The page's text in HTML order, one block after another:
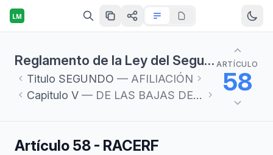
LM
Reglamento de la Ley del Seguro Social en materia de Afiliación, Clasificación de Empresas, Recaudación y Fiscalización
Titulo SEGUNDO — AFILIACIÓN
Capitulo V — DE LAS BAJAS DE LOS TRABAJADORES
ARTÍCULO
58
Artículo 58 - RACERF